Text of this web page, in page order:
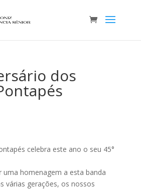
dos
celebra este ano o seu 45°
uma homenagem a esta banda
várias gerações, os nossos